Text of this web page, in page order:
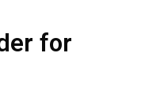
for